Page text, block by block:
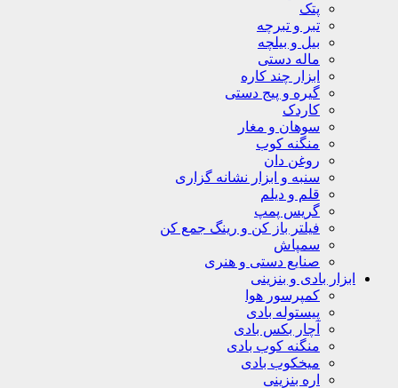
پتک
تبر و تبرچه
بیل و بیلچه
ماله دستی
ابزار چند کاره
گیره و پیج دستی
کاردک
سوهان و مغار
منگنه کوب
روغن دان
سنبه و ابزار نشانه گزاری
قلم و دیلم
گریس پمپ
فیلتر باز کن و رینگ جمع کن
سمپاش
صنایع دستی و هنری
ابزار بادی و بنزینی
کمپرسور هوا
پیستوله بادی
آچار بکس بادی
منگنه کوب بادی
میخکوب بادی
اره بنزینی